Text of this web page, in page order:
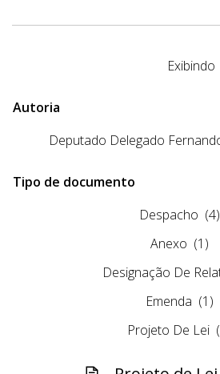
Exibindo
Autoria
Deputado Delegado
Tipo de documento
Despacho (4)
Anexo (1)
Designação De
Emenda (1)
Projeto De Lei